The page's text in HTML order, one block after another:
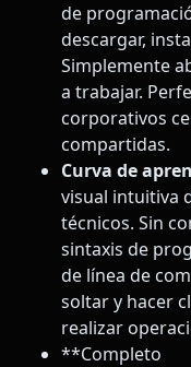
de
descargar,
Simplemente
a trabajar.
corporativos
compartidas.
Curva de
visual intuitiva
técnicos. Sin
sintaxis de
de línea de
soltar y hacer
realizar
**Completo